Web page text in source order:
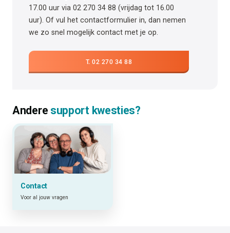
17.00 uur via 02 270 34 88 (vrijdag tot 16.00
uur). Of vul het contactformulier in, dan nemen
we zo snel mogelijk contact met je op.
T. 02 270 34 88
Andere support kwesties?
Contact
Voor al jouw vragen